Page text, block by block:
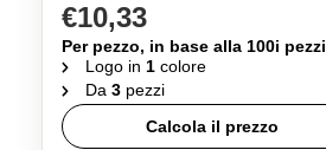
€10,33
Per pezzo, in base alla 100i pezzi
Logo in 1 colore
Da 3 pezzi
Calcola il prezzo